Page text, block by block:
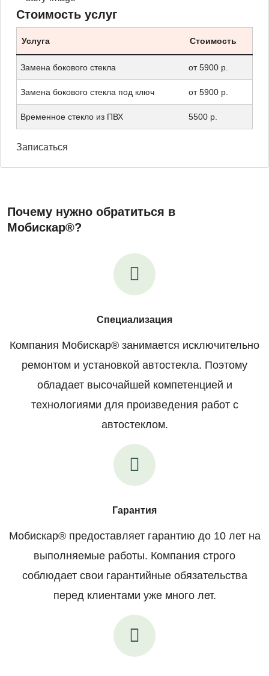
Стоимость услуг
Услуга Стоимость
Замена бокового стекла от 5900 р.
Замена бокового стекла под ключ от 5900 р.
Временное стекло из ПВХ 5500 р.
Записаться
Почему нужно обратиться в
Мобискар®?
Специализация
Компания Мобискар® занимается исключительно
ремонтом и установкой автостекла. Поэтому
обладает высочайшей компетенцией и
технологиями для произведения работ с
автостеклом.
Гарантия
Мобискар® предоставляет гарантию до 10 лет на
выполняемые работы. Компания строго
соблюдает свои гарантийные обязательства
перед клиентами уже много лет.